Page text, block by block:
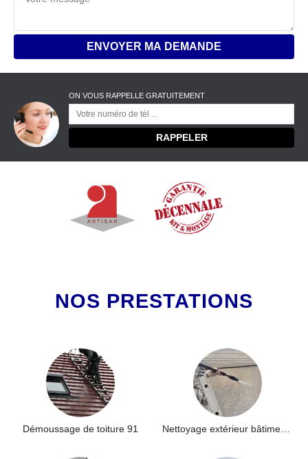
ON VOUS RAPPELLE GRATUITEMENT
NOS PRESTATIONS
Démoussage de toiture 91